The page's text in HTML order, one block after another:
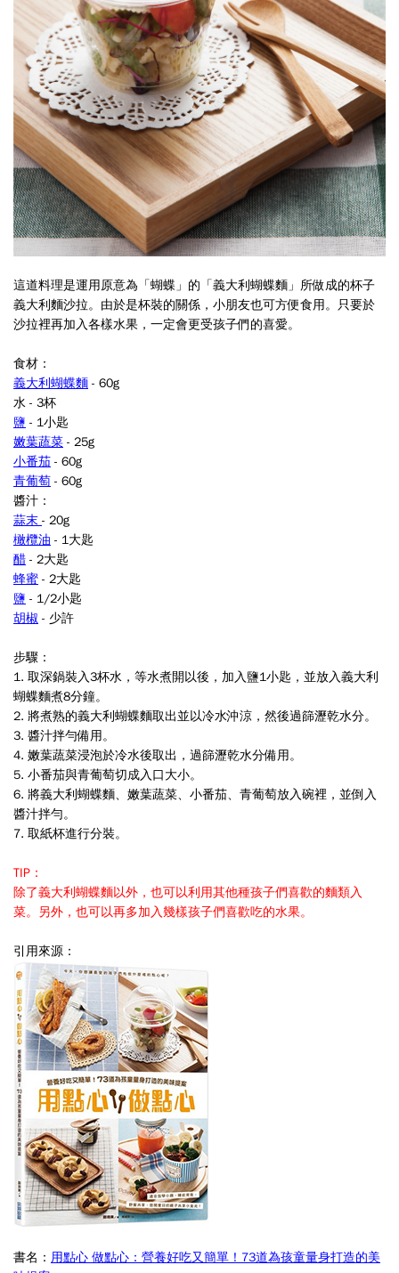
這道料理是運用原意為「蝴蝶」的「義大利蝴蝶麵」所做成的杯子
義大利麵沙拉。由於是杯裝的關係，小朋友也可方便食用。只要於
沙拉裡再加入各樣水果，一定會更受孩子們的喜愛。
食材：
義大利蝴蝶麵 - 60g
水 - 3杯
鹽 - 1小匙
嫩葉蔬菜 - 25g
小番茄 - 60g
青葡萄 - 60g
醬汁：
蒜末 - 20g
橄欖油 - 1大匙
醋 - 2大匙
蜂蜜 - 2大匙
鹽 - 1/2小匙
胡椒 - 少許
步驟：
1. 取深鍋裝入3杯水，等水煮開以後，加入鹽1小匙，並放入義大利
蝴蝶麵煮8分鐘。
2. 將煮熟的義大利蝴蝶麵取出並以冷水沖涼，然後過篩瀝乾水分。
3. 醬汁拌勻備用。
4. 嫩葉蔬菜浸泡於冷水後取出， 過篩瀝乾水分備用。
5. 小番茄與青葡萄切成入口大小。
6. 將義大利蝴蝶麵、嫩葉蔬菜、小番茄、青葡萄放入碗裡，並倒入
醬汁拌勻。
7. 取紙杯進行分裝。
TIP：
除了義大利蝴蝶麵以外，也可以利用其他種孩子們喜歡的麵類入
菜。另外，也可以再多加入幾樣孩子們喜歡吃的水果。
引用來源：
書名： 用點心 做點心：營養好吃又簡單！73道為孩童量身打造的美